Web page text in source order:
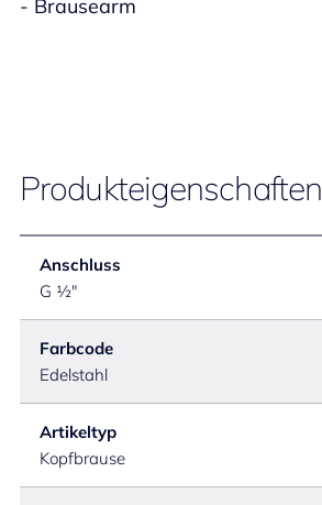
- Brausearm
Produkteigenschaften
Anschluss
G ½"
Farbcode
Edelstahl
Artikeltyp
Kopfbrause